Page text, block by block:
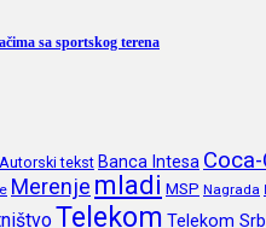
sa sportskog terena
Autorski tekst Banca Intesa
Merenje mladi MSP Nagrada
Telekom Telekom